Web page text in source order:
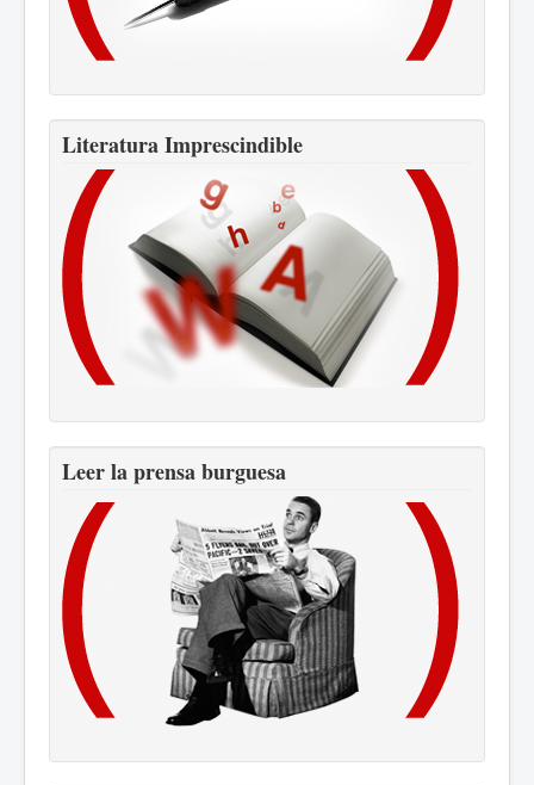
Literatura Imprescindible
Leer la prensa burguesa